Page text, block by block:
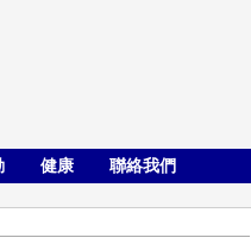
健康 聯絡我們